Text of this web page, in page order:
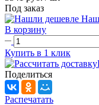
Под заказ
В корзину
Купить в 1 клик
Поделиться
Распечатать